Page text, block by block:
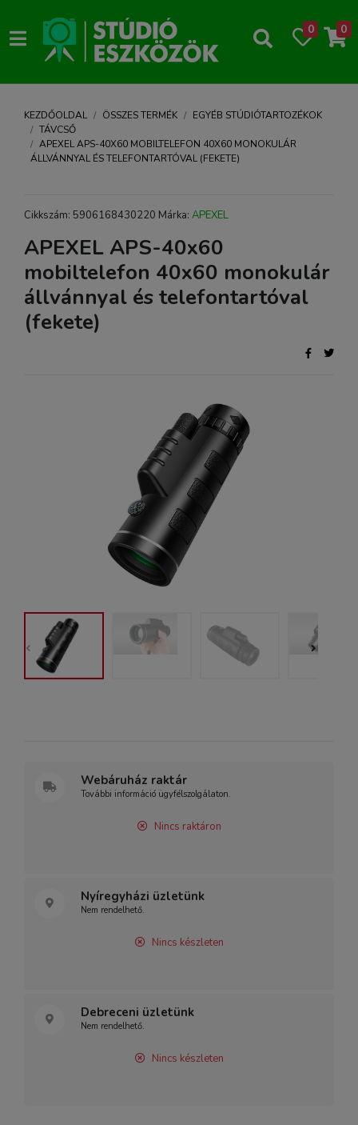
0 0
KEZDŐOLDAL ÖSSZES TERMÉK
EGYÉB STÚDIÓTARTOZÉKOK
TÁVCSŐ
APEXEL APS-40X60 MOBILTELEFON 40X60 MONOKULÁR
ÁLLVÁNNYAL ÉS TELEFONTARTÓVAL (FEKETE)
Cikkszám: 5906168430220 Márka: APEXEL
APEXEL APS-40x60
mobiltelefon 40x60 monokulár
állvánnyal és telefontartóval
(fekete)
Webáruház raktár
További információ ügyfélszolgálaton.
Nincs raktáron
Nyíregyházi üzletünk
Nem rendelhető.
Nincs készleten
Debreceni üzletünk
Nem rendelhető.
Nincs készleten